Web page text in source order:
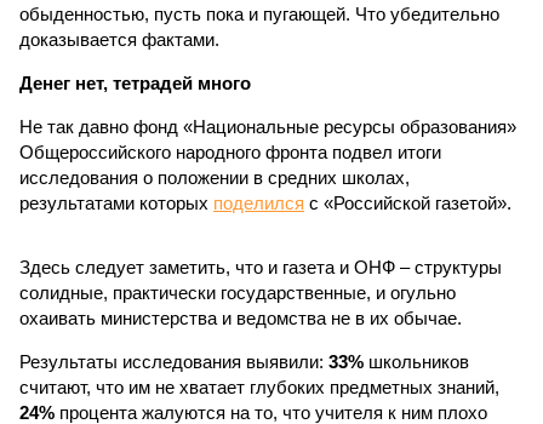
обыденностью, пусть пока и пугающей. Что убедительно
доказывается фактами.
Денег нет, тетрадей много
Не так давно фонд «Национальные ресурсы образования»
Общероссийского народного фронта подвел итоги
исследования о положении в средних школах,
результатами которых поделился с «Российской газетой».
Здесь следует заметить, что и газета и ОНФ – структуры
солидные, практически государственные, и огульно
охаивать министерства и ведомства не в их обычае.
Результаты исследования выявили: 33% школьников
считают, что им не хватает глубоких предметных знаний,
24% процента жалуются на то, что учителя к ним плохо